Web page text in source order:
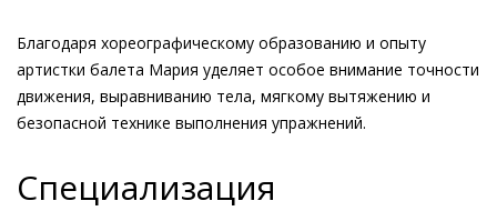
Благодаря хореографическому образованию и опыту
артистки балета Мария уделяет особое внимание точности
движения, выравниванию тела, мягкому вытяжению и
безопасной технике выполнения упражнений.
Специализация